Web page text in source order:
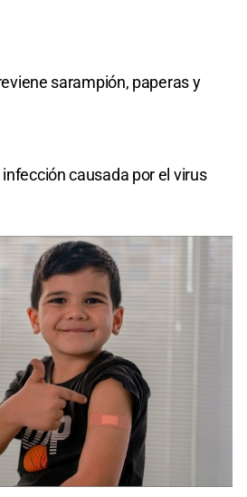
sarampión, paperas y
causada por el virus